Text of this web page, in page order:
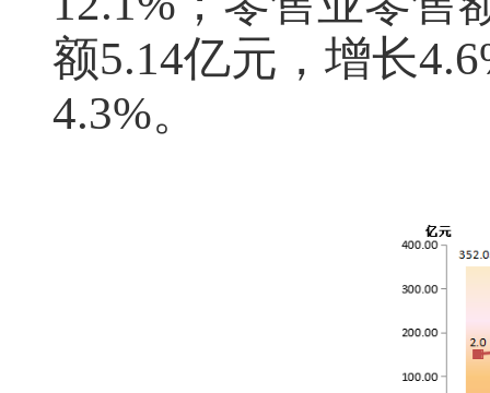
额5.14亿元，增长
4.3%。